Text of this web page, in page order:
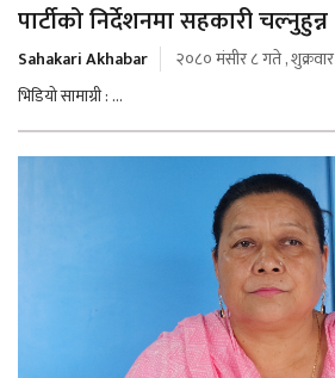
पार्टीको निर्देशनमा सहकारी चल्नुहुन्न
Sahakari Akhabar
२०८० मंसीर ८ गते , शुक्रवार
भिडियो सामाग्री : ...